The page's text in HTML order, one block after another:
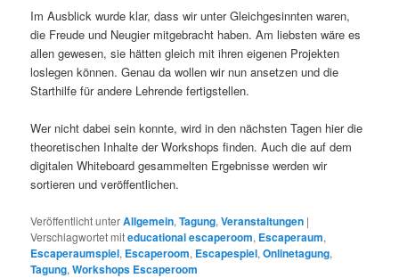
Im Ausblick wurde klar, dass wir unter Gleichgesinnten waren,
die Freude und Neugier mitgebracht haben. Am liebsten wäre es
allen gewesen, sie hätten gleich mit ihren eigenen Projekten
loslegen können. Genau da wollen wir nun ansetzen und die
Starthilfe für andere Lehrende fertigstellen.
Wer nicht dabei sein konnte, wird in den nächsten Tagen hier die
theoretischen Inhalte der Workshops finden. Auch die auf dem
digitalen Whiteboard gesammelten Ergebnisse werden wir
sortieren und veröffentlichen.
Veröffentlicht unterAllgemein,Tagung,Veranstaltungen |
Verschlagwortet miteducational escaperoom, Escaperaum,
Escaperaumspiel, Escaperoom, Escapespiel,Onlinetagung,
Tagung,Workshops Escaperoom